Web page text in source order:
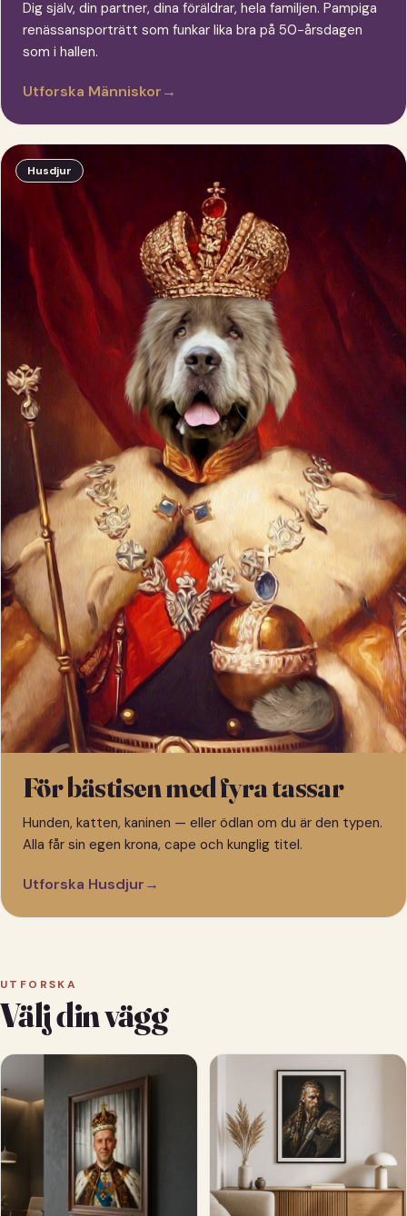
Dig själv, din partner, dina föräldrar, hela familjen. Pampiga
renässansporträtt som funkar lika bra på 50-årsdagen
som i hallen.
Utforska Människor→
Husdjur
För bästisen med fyra tassar
Hunden, katten, kaninen — eller ödlan om du är den typen.
Alla får sin egen krona, cape och kunglig titel.
Utforska Husdjur→
UTFORSKA
Välj din vägg